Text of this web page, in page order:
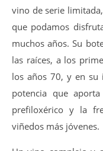
vino de serie
que podamos
muchos años. Su
las raíces, a los
los años 70, y en su
potencia que
prefiloxérico y la
viñedos más jóvenes.